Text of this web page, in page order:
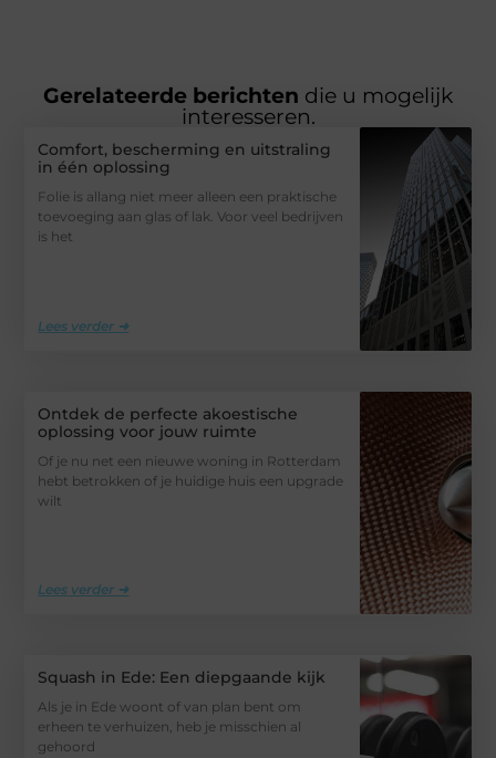
Gerelateerde berichten die u mogelijk
interesseren.
Comfort, bescherming en uitstraling
in één oplossing
Folie is allang niet meer alleen een praktische
toevoeging aan glas of lak. Voor veel bedrijven
is het
Lees verder ➜
Ontdek de perfecte akoestische
oplossing voor jouw ruimte
Of je nu net een nieuwe woning in Rotterdam
hebt betrokken of je huidige huis een upgrade
wilt
Lees verder ➜
Squash in Ede: Een diepgaande kijk
Als je in Ede woont of van plan bent om
erheen te verhuizen, heb je misschien al
gehoord